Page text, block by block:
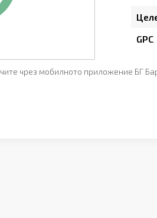
GPC
чрез мобилното приложение БГ